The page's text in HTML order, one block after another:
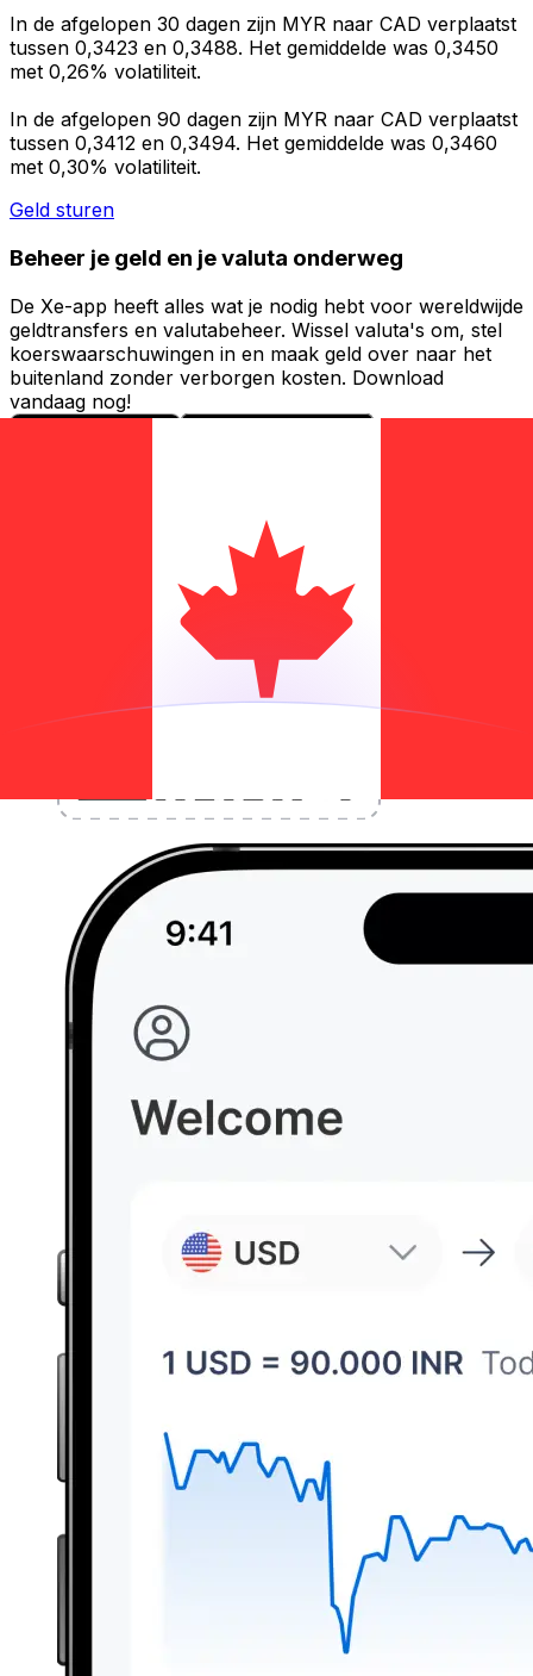
In de afgelopen 30 dagen zijn MYR naar CAD verplaatst
tussen 0,3423 en 0,3488. Het gemiddelde was 0,3450
met 0,26% volatiliteit.
In de afgelopen 90 dagen zijn MYR naar CAD verplaatst
tussen 0,3412 en 0,3494. Het gemiddelde was 0,3460
met 0,30% volatiliteit.
Geld sturen
Beheer je geld en je valuta onderweg
De Xe-app heeft alles wat je nodig hebt voor wereldwijde
geldtransfers en valutabeheer. Wissel valuta's om, stel
koerswaarschuwingen in en maak geld over naar het
buitenland zonder verborgen kosten. Download
vandaag nog!